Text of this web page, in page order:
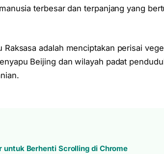
terbesar dan terpanjang yang
Raksasa adalah menciptakan perisai
Beijing dan wilayah padat
untuk Berhenti Scrolling di Chrome